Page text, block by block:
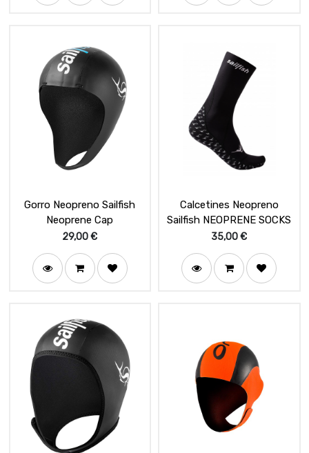
Gorro Neopreno Sailfish
Neoprene Cap
29,00€
Calcetines Neopreno
Sailfish NEOPRENE SOCKS
35,00€